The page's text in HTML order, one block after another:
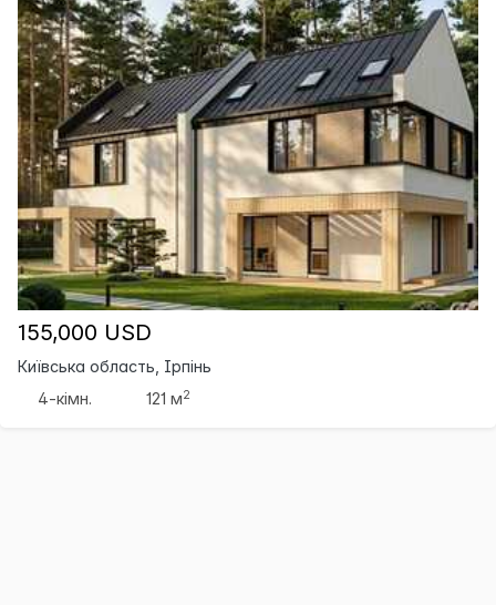
155,000 USD
Київська область, Ірпінь
4-кімн.
121 м2